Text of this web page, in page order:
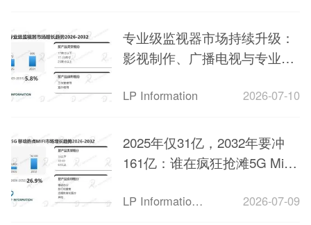
专业级监视器市场持续升级：
影视制作、广播电视与专业影
LP Information 2026-07-10
2025年仅31亿，2032年要冲
161亿：谁在疯狂抢滩5G MiFi
LP Information（路亿） 2026-07-09